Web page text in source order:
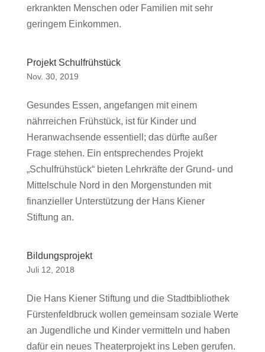
erkrankten Menschen oder Familien mit sehr
geringem Einkommen.
Projekt Schulfrühstück
Nov. 30, 2019
Gesundes Essen, angefangen mit einem
nährreichen Frühstück, ist für Kinder und
Heranwachsende essentiell; das dürfte außer
Frage stehen. Ein entsprechendes Projekt
„Schulfrühstück“ bieten Lehrkräfte der Grund- und
Mittelschule Nord in den Morgenstunden mit
finanzieller Unterstützung der Hans Kiener
Stiftung an.
Bildungsprojekt
Juli 12, 2018
Die Hans Kiener Stiftung und die Stadtbibliothek
Fürstenfeldbruck wollen gemeinsam soziale Werte
an Jugendliche und Kinder vermitteln und haben
dafür ein neues Theaterprojekt ins Leben gerufen.